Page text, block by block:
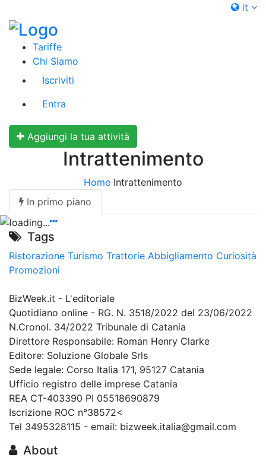
it
Tariffe
Chi Siamo
Iscriviti
Entra
Aggiungi la tua attività
Intrattenimento
Home Intrattenimento
In primo piano
Tags
Ristorazione Turismo Trattorie Abbigliamento Curiosità
Promozioni
BizWeek.it - L'editoriale
Quotidiano online - RG. N. 3518/2022 del 23/06/2022
N.Cronol. 34/2022 Tribunale di Catania
Direttore Responsabile: Roman Henry Clarke
Editore: Soluzione Globale Srls
Sede legale: Corso Italia 171, 95127 Catania
Ufficio registro delle imprese Catania
REA CT-403390 PI 05518690879
Iscrizione ROC n°38572<
Tel 3495328115 - email: bizweek.italia@gmail.com
About